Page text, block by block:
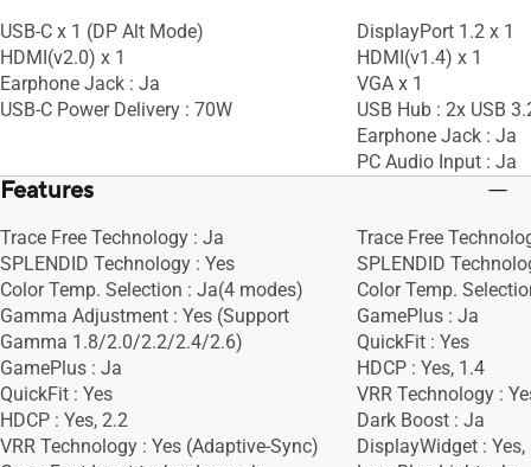
USB-C x 1 (DP Alt Mode)
HDMI(v2.0) x 1
Earphone Jack : Ja
USB-C Power Delivery : 70W
DisplayPort 1.2 x 1
HDMI(v1.4) x 1
VGA x 1
USB Hub : 2x USB
Earphone Jack : Ja
PC Audio Input : Ja
Features
Trace Free Technology : Ja
SPLENDID Technology : Yes
Color Temp. Selection : Ja(4 modes)
Gamma Adjustment : Yes (Support
Gamma 1.8/2.0/2.2/2.4/2.6)
GamePlus : Ja
QuickFit : Yes
HDCP : Yes, 2.2
VRR Technology : Yes (Adaptive-Sync)
Trace Free
SPLENDID
Color Temp.
GamePlus : Ja
QuickFit : Yes
HDCP : Yes, 1.4
VRR Technology :
Dark Boost : Ja
DisplayWidget :